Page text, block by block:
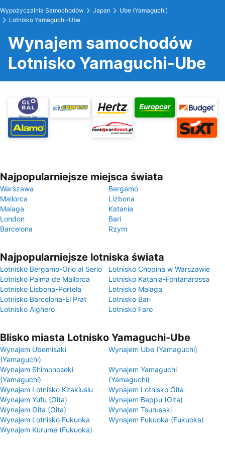
Wypożyczalnia Samochodów Japan
Ube (Yamaguchi)
Lotnisko Yamaguchi-Ube
Wynajem samochodów
Lotnisko Yamaguchi-Ube
Najpopularniejsze miejsca świata
Warszawa
Bergamo
Mallorca
Lizbona
Malaga
Katania
London
Bari
Barcelona
Rzym
Najpopularniejsze lotniska świata
Lotnisko Bergamo-Orio al Serio
Lotnisko Chopina w Warszawie
Lotnisko Palma de Mallorca
Lotnisko Katania-Fontanarossa
Lotnisko Lisbona-Portela
Lotnisko Malaga
Lotnisko Barcelona-El Prat
Lotnisko Bari
Lotnisko Alghero
Lotnisko Faro
Blisko miasta Lotnisko Yamaguchi-Ube
Wynajem Ubemisaki
(Yamaguchi)
Wynajem Ube (Yamaguchi)
Wynajem Shimonoseki
(Yamaguchi)
Wynajem Yamaguchi
(Yamaguchi)
Wynajem Lotnisko Kitakiusiu
Wynajem Lotnisko Ōita
Wynajem Yufu (Oita)
Wynajem Beppu (Oita)
Wynajem Oita (Oita)
Wynajem Tsurusaki
Wynajem Lotnisko Fukuoka
Wynajem Fukuoka (Fukuoka)
Wynajem Kurume (Fukuoka)